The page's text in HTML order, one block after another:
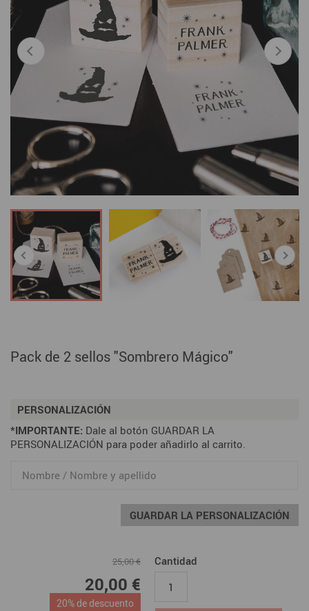
Pack de 2 sellos "Sombrero Mágico"
PERSONALIZACIÓN
*IMPORTANTE: Dale al botón GUARDAR LA
PERSONALIZACIÓN para poder añadirlo al carrito.
GUARDAR LA PERSONALIZACIÓN
25,00 €
20,00 €
20% de descuento
Cantidad